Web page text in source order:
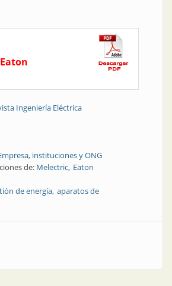
Eaton
Ingeniería Eléctrica
instituciones y ONG
de: Melectric Eaton
de energía aparatos de
Aparatos de maniobra | Eaton + Melectric: